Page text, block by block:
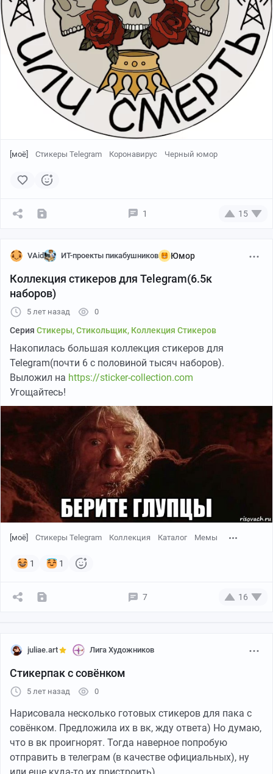
[моё] Стикеры Telegram Коронавирус Черный юмор
1 15
VAid ИТ-проекты пикабушников Юмор
Коллекция стикеров для Telegram(6.5к
наборов)
5 лет назад 0
Серия Стикеры, Стикольщик, Коллекция Стикеров
Накопилась большая коллекция стикеров для
Telegram(почти 6 с половиной тысяч наборов).
Выложил на https://sticker-collection.com
Угощайтесь!
[моё] Стикеры Telegram Коллекция Каталог Мемы
1 1
7 16
juliae.art Лига Художников
Стикерпак с совёнком
5 лет назад 0
Нарисовала несколько готовых стикеров для пака с
совёнком. Предложила их в вк, жду ответа) Но думаю,
что в вк проигнорят. Тогда наверное попробую
отправить в телеграм (в качестве официальных), ну